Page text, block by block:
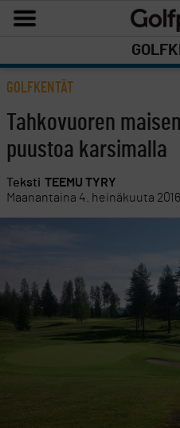
GOLFKENTÄT
Tahkovuoren
puustoa karsimalla
Teksti TEEMU TYRY
Maanantaina 4. heinäkuuta 2016